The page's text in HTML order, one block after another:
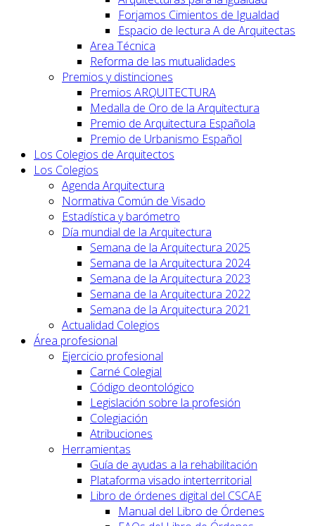
Forjamos Cimientos de Igualdad
Espacio de lectura A de Arquitectas
Area Técnica
Reforma de las mutualidades
Premios y distinciones
Premios ARQUITECTURA
Medalla de Oro de la Arquitectura
Premio de Arquitectura Española
Premio de Urbanismo Español
Los Colegios de Arquitectos
Los Colegios
Agenda Arquitectura
Normativa Común de Visado
Estadística y barómetro
Día mundial de la Arquitectura
Semana de la Arquitectura 2025
Semana de la Arquitectura 2024
Semana de la Arquitectura 2023
Semana de la Arquitectura 2022
Semana de la Arquitectura 2021
Actualidad Colegios
Área profesional
Ejercicio profesional
Carné Colegial
Código deontológico
Legislación sobre la profesión
Colegiación
Atribuciones
Herramientas
Guía de ayudas a la rehabilitación
Plataforma visado interterritorial
Libro de órdenes digital del CSCAE
Manual del Libro de Órdenes